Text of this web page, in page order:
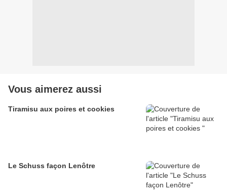
Vous aimerez aussi
Tiramisu aux poires et cookies
Le Schuss façon Lenôtre